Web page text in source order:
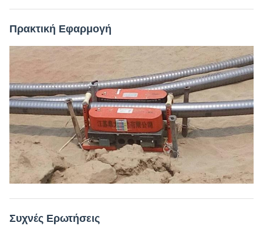
Πρακτική Εφαρμογή
Συχνές Ερωτήσεις